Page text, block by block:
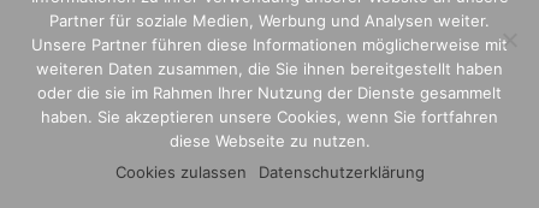
Partner für soziale Medien, Werbung und Analysen weiter.
Unsere Partner führen diese Informationen möglicherweise mit
weiteren Daten zusammen, die Sie ihnen bereitgestellt haben
oder die sie im Rahmen Ihrer Nutzung der Dienste gesammelt
haben. Sie akzeptieren unsere Cookies, wenn Sie fortfahren
diese Webseite zu nutzen.
Cookies zulassen
Datenschutzerklärung